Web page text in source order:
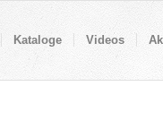
Kataloge Videos